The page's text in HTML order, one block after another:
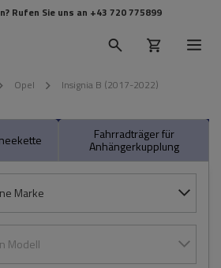
Rufen Sie uns an +43 720 775899
Opel Insignia B (2017-2022)
Fahrradträger für
Anhängerkupplung
Marke
Modell